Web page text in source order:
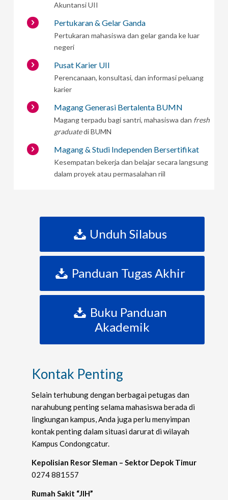
Akuntansi UII
Pertukaran & Gelar Ganda
Pertukaran mahasiswa dan gelar ganda ke luar
negeri
Pusat Karier UII
Perencanaan, konsultasi, dan informasi peluang
karier
Magang Generasi Bertalenta BUMN
Magang terpadu bagi santri, mahasiswa dan fresh
graduatedi BUMN
Magang & Studi Independen Bersertifikat
Kesempatan bekerja dan belajar secara langsung
dalam proyek atau permasalahan riil
Unduh Silabus
Panduan Tugas Akhir
Buku Panduan
Akademik
Kontak Penting
Selain terhubung dengan berbagai petugas dan
narahubung penting selama mahasiswa berada di
lingkungan kampus, Anda juga perlu menyimpan
kontak penting dalam situasi darurat di wilayah
Kampus Condongcatur.
Kepolisian Resor Sleman – Sektor Depok Timur
0274 881557
Rumah Sakit “JIH”